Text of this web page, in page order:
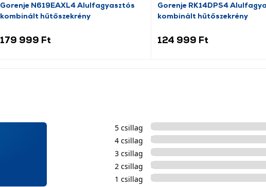
Gorenje N619EAXL4 Alulfagyasztós
kombinált hűtőszekrény
179 999 Ft
Gorenje RK14DPS4
kombinált hűtőszekrény
124 999 Ft
5 csillag
4 csillag
3 csillag
2 csillag
1 csillag